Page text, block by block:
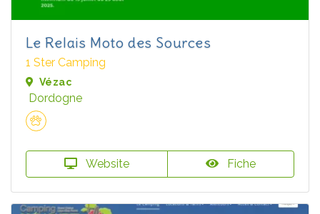
Le Relais Moto des Sources
1 Ster Camping
Vézac
Dordogne
Website Fiche